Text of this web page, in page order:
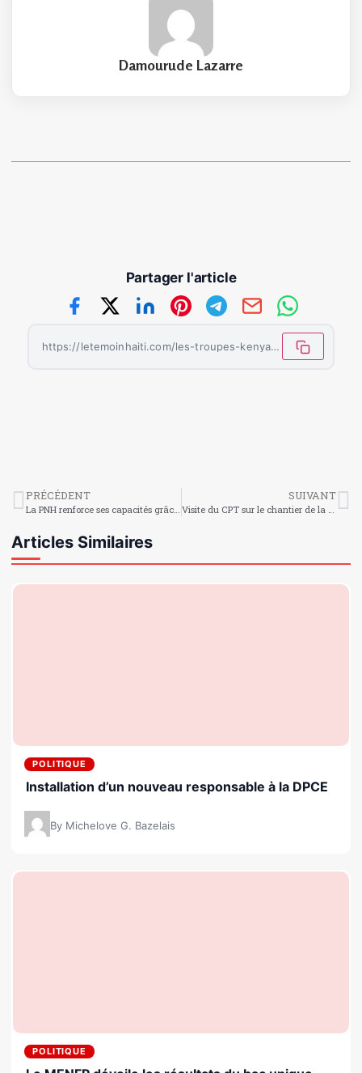
Damourude Lazarre
Partager l'article
https://letemoinhaiti.com/les-troupes-kenyanes-assureront-la-securite-de-sites-strategiques-en-haiti/
PRÉCÉDENT SUIVANT
Articles Similaires
POLITIQUE
Installation d’un nouveau responsable à la DPCE
By Michelove G. Bazelais
POLITIQUE